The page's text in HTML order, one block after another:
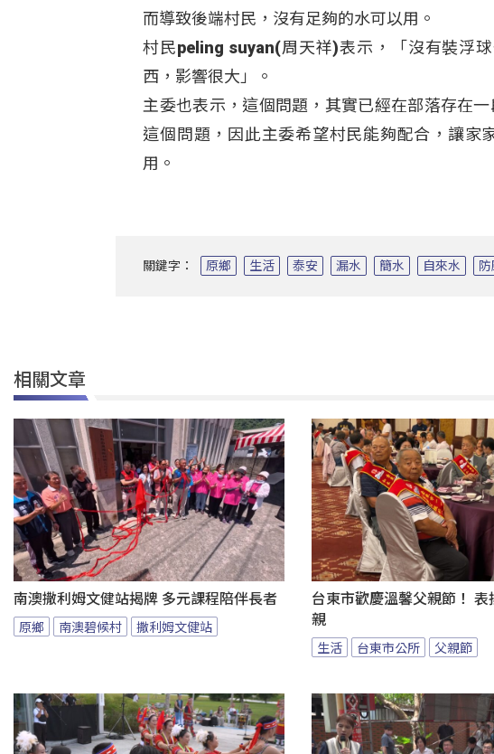
而導致後端村民，沒有足夠的水可以用。
村民peling suyan(周天祥)表示，「沒有裝浮
西，影響很大」。
主委也表示，這個問題，其實已經在部落存在
這個問題，因此主委希望村民能夠配合，讓家
用。
關鍵字： 原鄉 生活 泰安 漏水 簡水 自來水
相關文章
南澳撒利姆文健站揭牌 多元課程陪伴長者
原鄉 南澳碧候村 撒利姆文健站
台東市歡慶溫馨父親節！ 表
親
生活 台東市公所 父親節